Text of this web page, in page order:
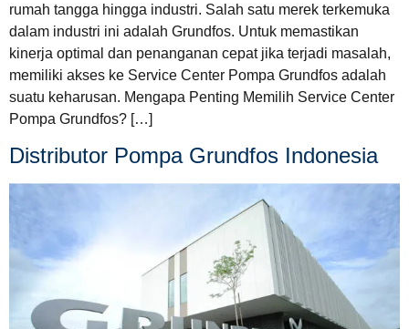
rumah tangga hingga industri. Salah satu merek terkemuka
dalam industri ini adalah Grundfos. Untuk memastikan
kinerja optimal dan penanganan cepat jika terjadi masalah,
memiliki akses ke Service Center Pompa Grundfos adalah
suatu keharusan. Mengapa Penting Memilih Service Center
Pompa Grundfos? […]
Distributor Pompa Grundfos Indonesia